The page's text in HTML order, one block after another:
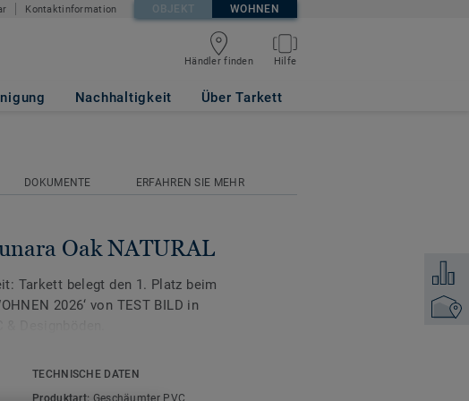
Kontaktinformation OBJEKT WOHNEN
Händler finden Hilfe
Nachhaltigkeit Über Tarkett
Zum
DOKUMENTE ERFAHREN SIE MEHR
Oak NATURAL
Tarkett belegt den 1. Platz beim
2026‘ von TEST BILD in
TECHNISCHE DATEN
Produktart:Geschäumter PVC